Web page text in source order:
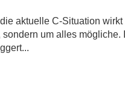
aktuelle C-Situation
um alles mögliche.